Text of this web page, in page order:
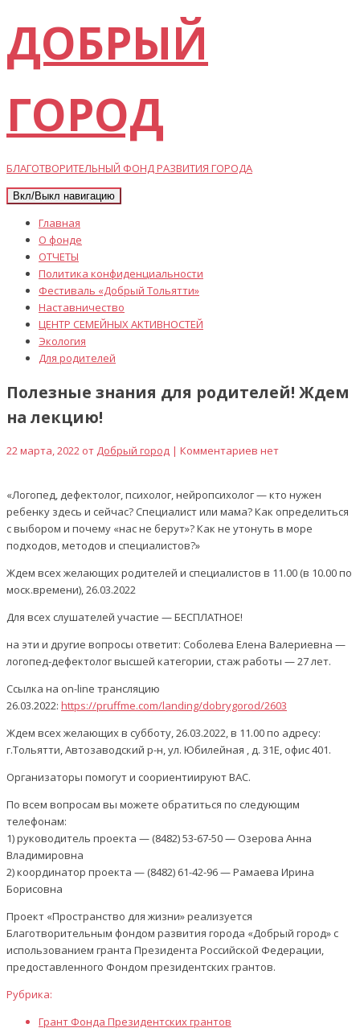
ДОБРЫЙ
ГОРОД
БЛАГОТВОРИТЕЛЬНЫЙ ФОНД РАЗВИТИЯ ГОРОДА
Вкл/Выкл навигацию
Главная
О фонде
ОТЧЕТЫ
Политика конфиденциальности
Фестиваль «Добрый Тольятти»
Наставничество
ЦЕНТР СЕМЕЙНЫХ АКТИВНОСТЕЙ
Экология
Для родителей
Полезные знания для родителей! Ждем
на лекцию!
22 марта, 2022 от Добрый город | Комментариев нет
«Логопед, дефектолог, психолог, нейропсихолог — кто нужен
ребенку здесь и сейчас? Специалист или мама? Как определиться
с выбором и почему «нас не берут»? Как не утонуть в море
подходов, методов и специалистов?»
Ждем всех желающих родителей и специалистов в 11.00 (в 10.00 по
моск.времени), 26.03.2022
Для всех слушателей участие — БЕСПЛАТНОЕ!
на эти и другие вопросы ответит: Соболева Елена Валериевна —
логопед-дефектолог высшей категории, стаж работы — 27 лет.
Ссылка на on-line трансляцию
26.03.2022: https://pruffme.com/landing/dobrygorod/2603
Ждем всех желающих в субботу, 26.03.2022, в 11.00 по адресу:
г.Тольятти, Автозаводский р-н, ул. Юбилейная , д. 31Е, офис 401.
Организаторы помогут и соориентиируют ВАС.
По всем вопросам вы можете обратиться по следующим
телефонам:
1) руководитель проекта — (8482) 53-67-50 — Озерова Анна
Владимировна
2) координатор проекта — (8482) 61-42-96 — Рамаева Ирина
Борисовна
Проект «Пространство для жизни» реализуется
Благотворительным фондом развития города «Добрый город» с
использованием гранта Президента Российской Федерации,
предоставленного Фондом президентских грантов.
Рубрика:
Грант Фонда Президентских грантов